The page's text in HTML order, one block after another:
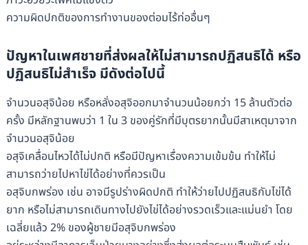
ความผิดปกติของการทำงานของต่อมไร้ท่ออื่นๆ
ปัญหาในเพศชายที่ส่งผลให้ไม่สามารถปฏิสนธิได้ หรือ
ปฏิสนธิไม่สำเร็จ มีดังต่อไปนี้
จำนวนอสุจิน้อย หรือหลั่งอสุจิออกมาจำนวนน้อยกว่า 15 ล้านตัวต่อ
ครั้ง มีหลักฐานพบว่า 1 ใน 3 ของคู่รักที่มีบุตรยากนั้นมีสาเหตุมาจาก
จำนวนอสุจิน้อย
อสุจิเคลื่อนไหวได้ไม่ปกติ หรือมีปัญหาเรื่องความเข้มข้น ทำให้ไม่
สามารถว่ายไปหาไข่ได้อย่างที่ควรเป็น
อสุจิบกพร่อง เช่น อาจมีรูปร่างผิดปกติ ทำให้ว่ายไปปฏิสนธิกับไข่ได้
ยาก หรือไม่สามารถเดินทางไปยังไข่ได้อย่างรวดเร็วและแม่นยำ โดย
เฉลี่ยแล้ว 2% ของผู้ชายมีอสุจิบกพร่อง